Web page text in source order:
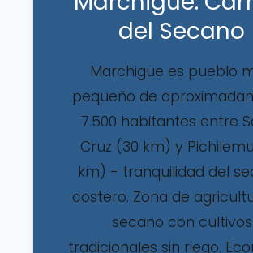
del Secano
Marchigüe es pueblo
pequeño de
7.500 habitantes entre
Cruz (30 km) y
km) - tranquilidad del
costero. Zona de
secano con cultivos
tradicionales sin riego.